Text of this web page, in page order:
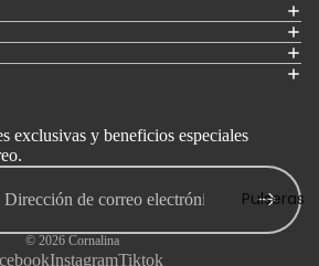
Pulseras
exclusivas y beneficios especiales
© 2026 Cornalina
InstagramTiktok